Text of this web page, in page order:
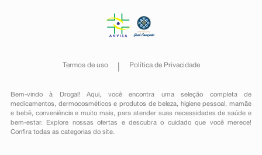
Termos de uso Política de Privacidade
Bem-vindo à Drogal! Aqui, você encontra uma seleção completa de
medicamentos , dermocosméticos e produtos de beleza, higiene pessoal ,mamãe
e bebê, conveniênciae muito mais, para atender suas necessidades de saúde e
bem-estar. Explore nossas ofertas e descubra o cuidado que você merece!
Confira todas as categorias do site.